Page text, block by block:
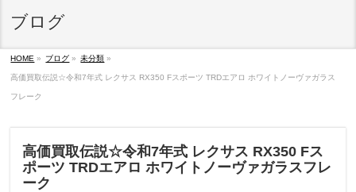
ブログ
HOME » ブログ » 未分類 »
高価買取伝説☆令和7年式 レクサス RX350 Fスポーツ TRDエアロ ホワイトノーヴァガラス
フレーク
高価買取伝説☆令和7年式 レクサス RX350 Fス
ポーツ TRDエアロ ホワイトノーヴァガラスフレ
ーク